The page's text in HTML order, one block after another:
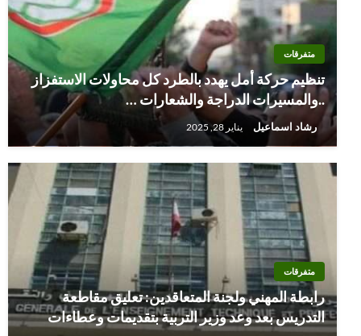
متفرقات
تنظيم حركة أمل يهدد بالطرد كل محاولات الاستفزاز
..والمسيرات الدراجة والشعارات …
رشاد اسماعيل يناير 28, 2025
متفرقات
رابطة المهني ولجنة المتعاقدين: تعليق مقاطعة
التدريس بعد وعد وزير التربية بتقديمات وعطاءات